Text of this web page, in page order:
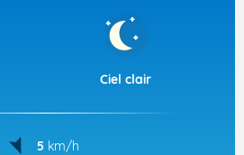
Ciel clair
5 km/h